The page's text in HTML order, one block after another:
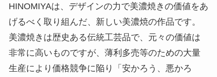
HINOMIYAは、デザインの力で美濃焼きの価値をあ
げるべく取り組んだ、新しい美濃焼の作品です。
美濃焼きは歴史ある伝統工芸品で、元々の価値は
非常に高いものですが、薄利多売等のための大量
生産により価格競争に陥り「安かろう、悪かろ